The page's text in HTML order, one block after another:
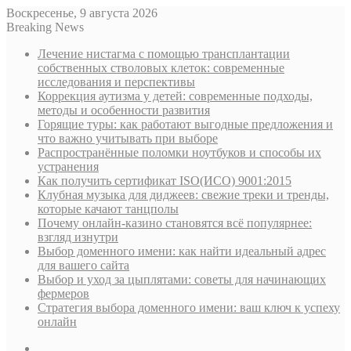
Воскресенье, 9 августа 2026
Breaking News
Лечение нистагма с помощью трансплантации
собственных стволовых клеток: современные
исследования и перспективы
Коррекция аутизма у детей: современные подходы,
методы и особенности развития
Горящие туры: как работают выгодные предложения и
что важно учитывать при выборе
Распространённые поломки ноутбуков и способы их
устранения
Как получить сертификат ISO(ИСО) 9001:2015
Клубная музыка для диджеев: свежие треки и тренды,
которые качают танцполы
Почему онлайн-казино становятся всё популярнее:
взгляд изнутри
Выбор доменного имени: как найти идеальный адрес
для вашего сайта
Выбор и уход за цыплятами: советы для начинающих
фермеров
Стратегия выбора доменного имени: ваш ключ к успеху
онлайн